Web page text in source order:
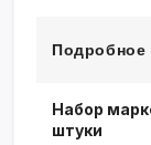
Подробное
Набор
штуки